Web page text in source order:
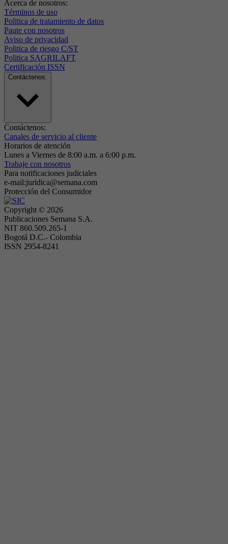
Acerca de nosotros:
Términos de uso
Politica de tratamiento de datos
Paute con nosotros
Aviso de privacidad
Politica de riesgo C/ST
Politica SAGRILAFT
Certificación ISSN
Contáctenos:
Contáctenos:
Canales de servicio al cliente
Horarios de atención
Lunes a Viernes de 8:00 a.m. a 6:00 p.m.
Trabaje con nosotros
Para notificaciones judiciales
e-mail:juridica@semana.com
Protección del Consumidor
Copyright © 2026
Publicaciones Semana S.A.
NIT 860.509.265-1
Bogotá D.C.- Colombia
ISSN 2954-8241